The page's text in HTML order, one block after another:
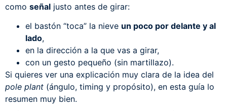
como señal justo antes de girar:
el bastón “toca” la nieve un poco por delante y al
lado,
en la dirección a la que vas a girar,
con un gesto pequeño (sin martillazo).
Si quieres ver una explicación muy clara de la idea del
pole plant (ángulo, timing y propósito), en esta guía lo
resumen muy bien.